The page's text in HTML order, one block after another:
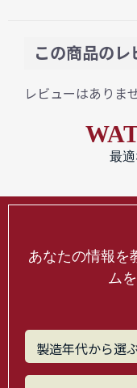
この商品のレ
レビューはありま
最
あなたの情報を
ム